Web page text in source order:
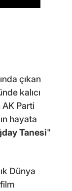
çıkan
kalıcı
AK Parti
hayata
Tanesi"
Dünya